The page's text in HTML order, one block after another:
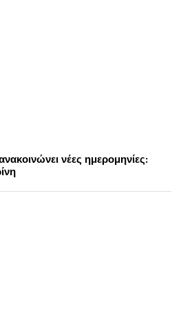
νέες ημερομηνίες: